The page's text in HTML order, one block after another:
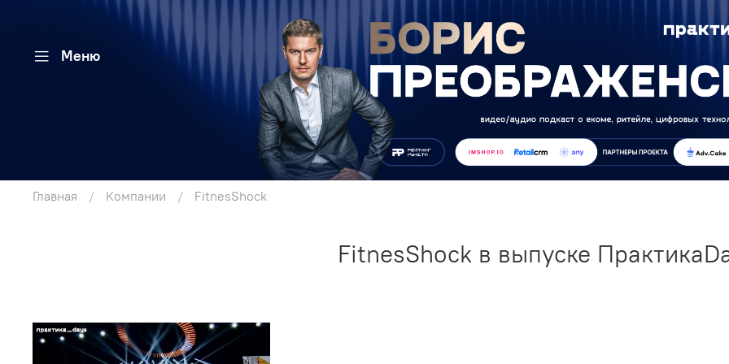
Меню
Главная Компании FitnesShock
FitnesShock в выпуске